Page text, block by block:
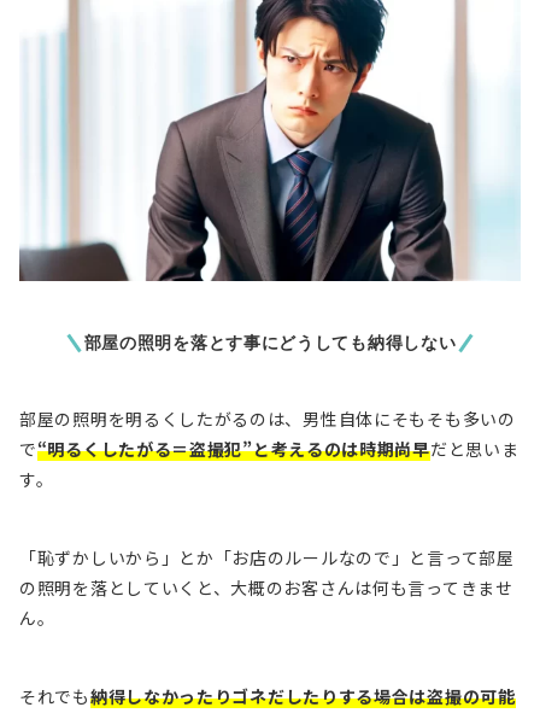
部屋の照明を落とす事にどうしても納得しない
部屋の照明を明るくしたがるのは、男性自体にそもそも多いの
で“明るくしたがる＝盗撮犯”と考えるのは時期尚早だと思いま
す。
「恥ずかしいから」とか「お店のルールなので」と言って部屋
の照明を落としていくと、大概のお客さんは何も言ってきませ
ん。
それでも納得しなかったりゴネだしたりする場合は盗撮の可能